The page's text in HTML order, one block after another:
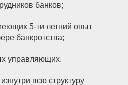
банков;
5-ти летний опыт
банкротства;
управляющих.
всю структуру